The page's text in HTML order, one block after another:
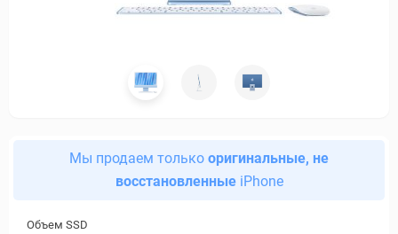
Мы продаем только оригинальные, не
восстановленныеiPhone
Объем SSD